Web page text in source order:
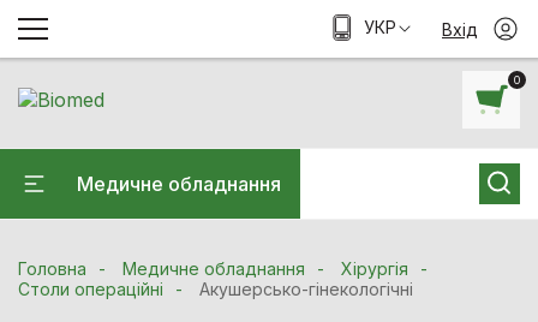
0
Медичне обладнання
УКР Вхід
Головна Медичне обладнання
Хiрургiя
Столи операційні
Акушерсько-гінекологічні